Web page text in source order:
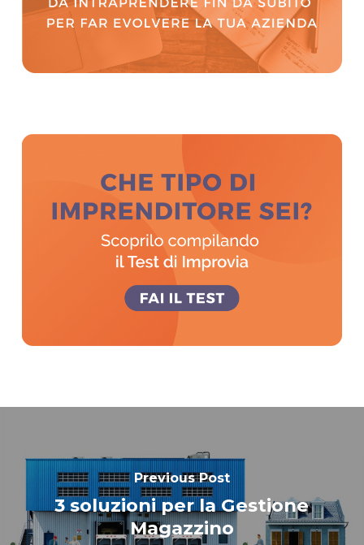
Previous Post
3 soluzioni per la Gestione
Magazzino